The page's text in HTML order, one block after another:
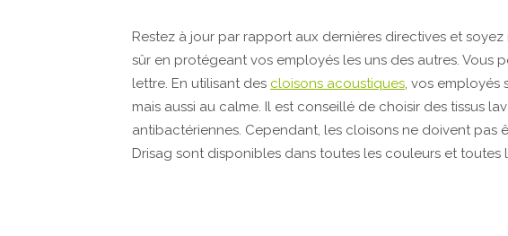
Restez à jour par rapport aux dernières directives et
sûr en protégeant vos employés les uns des autres. Vous
lettre. En utilisant des cloisons acoustiques, vos employés
mais aussi au calme. Il est conseillé de choisir des tissus
antibactériennes. Cependant, les cloisons ne doivent pas
Drisag sont disponibles dans toutes les couleurs et toutes